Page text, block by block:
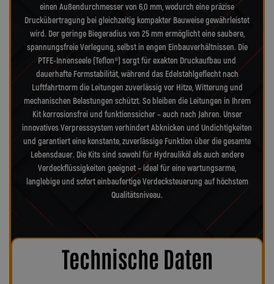
einen Außendurchmesser von 6,0 mm, wodurch eine präzise
Druckübertragung bei gleichzeitig kompakter Bauweise gewährleistet
wird. Der geringe Biegeradius von 25 mm ermöglicht eine saubere,
spannungsfreie Verlegung, selbst in engen Einbauverhältnissen. Die
PTFE-Innenseele (Teflon®) sorgt für exakten Druckaufbau und
dauerhafte Formstabilität, während das Edelstahlgeflecht nach
Luftfahrtnorm die Leitungen zuverlässig vor Hitze, Witterung und
mechanischen Belastungen schützt. So bleiben die Leitungen in Ihrem
Kit korrosionsfrei und funktionssicher – auch nach Jahren. Unser
innovatives Verpresssystem verhindert Abknicken und Undichtigkeiten
und garantiert eine konstante, zuverlässige Funktion über die gesamte
Lebensdauer. Die Kits sind sowohl für Hydrauliköl als auch andere
Verdeckflüssigkeiten geeignet – ideal für eine wartungsarme,
langlebige und sofort einbaufertige Verdecksteuerung auf höchstem
Qualitätsniveau.
Technische Daten